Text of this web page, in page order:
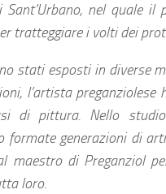
Sant’Urbano, nel quale il
tratteggiare i volti dei
stati esposti in diverse
l’artista preganziolese
di pittura. Nello
formate generazioni di
maestro di Preganziol
loro.